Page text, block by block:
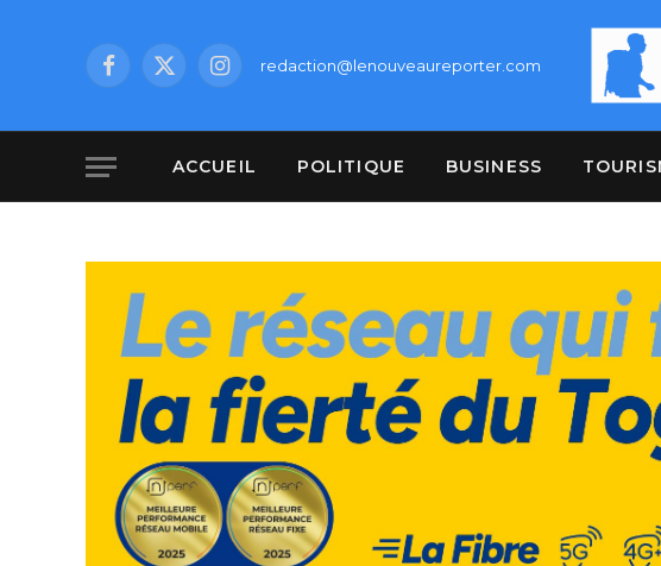
Facebook
X
Instagramredaction@lenouveaureporter.com
ACCUEIL POLITIQUE BUSINESS